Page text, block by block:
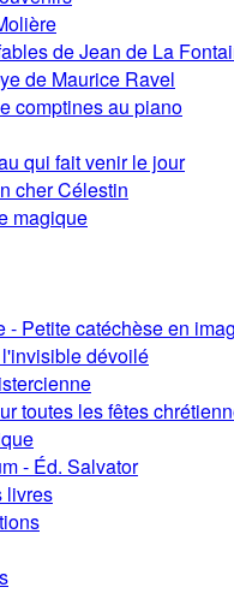
de Jean de La
de Maurice Ravel
comptines au piano
qui fait venir le jour
cher Célestin
magique
- Petite catéchèse en
dévoilé
toutes les fêtes
- Éd. Salvator
livres